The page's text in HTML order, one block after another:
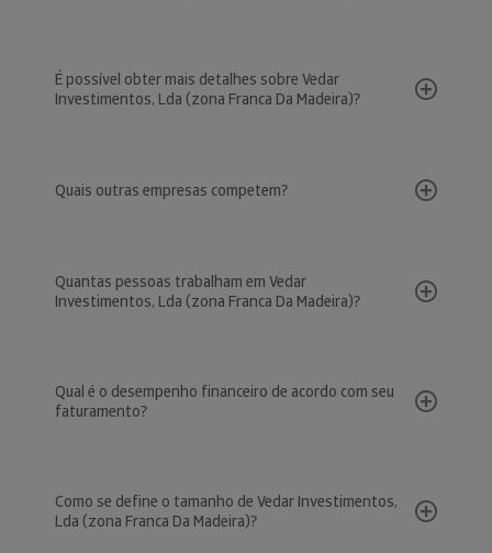
É possível obter mais detalhes sobre Vedar
Investimentos, Lda (zona Franca Da Madeira)?
Quais outras empresas competem?
Quantas pessoas trabalham em Vedar
Investimentos, Lda (zona Franca Da Madeira)?
Qual é o desempenho financeiro de acordo com seu
faturamento?
Como se define o tamanho de Vedar Investimentos,
Lda (zona Franca Da Madeira)?